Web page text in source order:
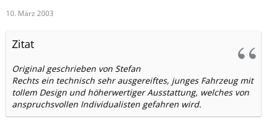
10. März 2003
Zitat
Original geschrieben von Stefan
Rechts ein technisch sehr ausgereiftes, junges Fahrzeug mit
tollem Design und höherwertiger Ausstattung, welches von
anspruchsvollen Individualisten gefahren wird.